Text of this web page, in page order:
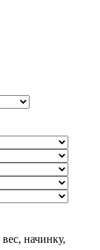
вес, начинку,